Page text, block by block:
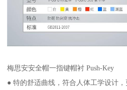
梅思安安全帽一指键帽衬 Push-Key
● 特的舒适曲线，符合人体工学设计，